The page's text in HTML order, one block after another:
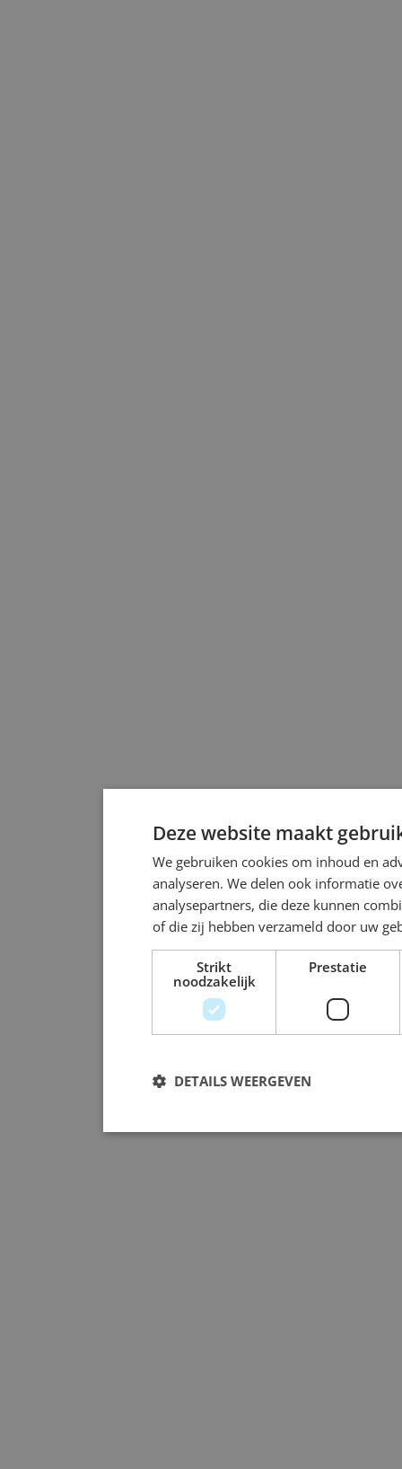
Deze website maakt
We gebruiken cookies om inhoud en
analyseren. We delen ook informatie
analysepartners, die deze kunnen
of die zij hebben verzameld door uw
Strikt
noodzakelijk
Prestatie
DETAILS WEERGEVEN